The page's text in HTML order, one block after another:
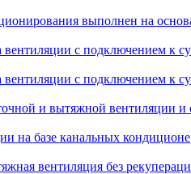
выполнен на
вентиляции с подключением к
вентиляции с подключением к
и вытяжной вентиляции
на базе канальных
вентиляция без